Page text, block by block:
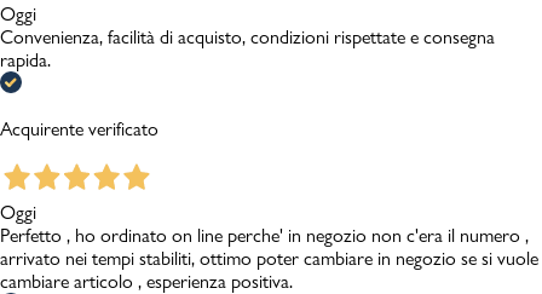
Oggi
Convenienza, facilità di acquisto, condizioni rispettate e consegna
rapida.
Acquirente verificato
Oggi
Perfetto , ho ordinato on line perche' in negozio non c'era il numero ,
arrivato nei tempi stabiliti, ottimo poter cambiare in negozio se si vuole
cambiare articolo , esperienza positiva.